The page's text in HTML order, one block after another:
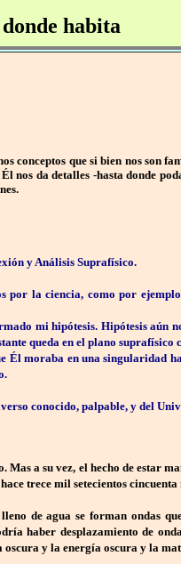
habita
conceptos que si bien nos son
da detalles -hasta donde
y Análisis Suprafísico.
por la ciencia, como por
mi hipótesis. Hipótesis
queda en el plano
moraba en una singularidad
conocido, palpable, y del
a su vez, el hecho de estar
trece mil setecientos cincuenta
de agua se forman ondas
haber desplazamiento de
y la energía oscura y la